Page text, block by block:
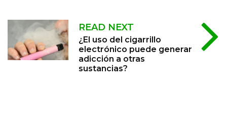
READ NEXT
¿El uso del cigarrillo
electrónico puede generar
adicción a otras
sustancias?